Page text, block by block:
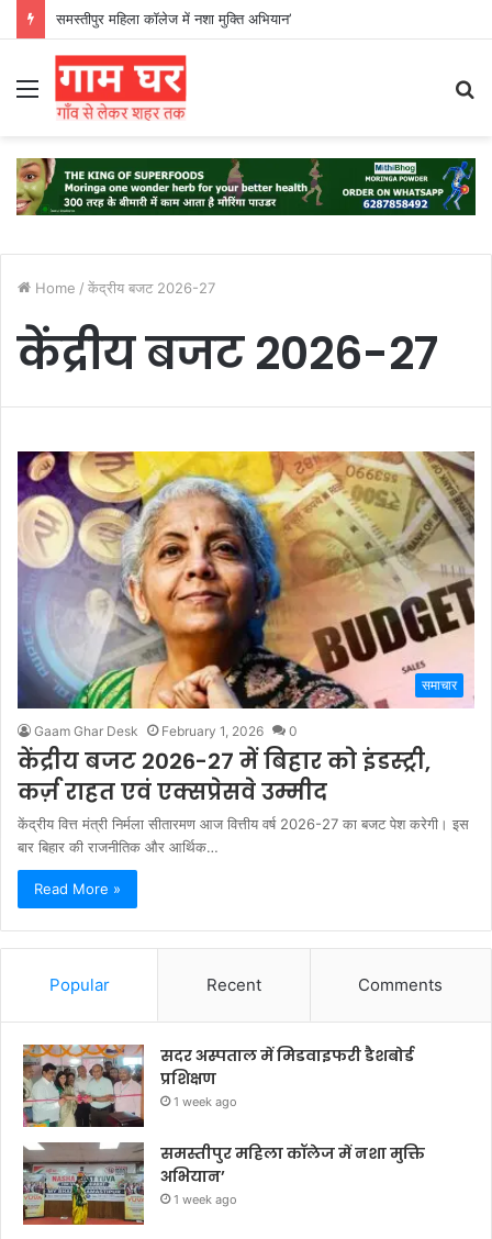
समस्तीपुर महिला कॉलेज में नशा मुक्ति अभियान’
Menu
Home / केंद्रीय बजट 2026-27
केंद्रीय बजट 2026-27
समाचार
Gaam Ghar Desk February 1, 2026 0
केंद्रीय बजट 2026-27 में बिहार को इंडस्ट्री,
कर्ज़ राहत एवं एक्सप्रेसवे उम्मीद
केंद्रीय वित्त मंत्री निर्मला सीतारमण आज वित्तीय वर्ष 2026-27 का बजट पेश करेगी। इस
बार बिहार की राजनीतिक और आर्थिक…
Read More »
Popular Recent Comments
सदर अस्पताल में मिडवाइफरी डैशबोर्ड
प्रशिक्षण
1 week ago
समस्तीपुर महिला कॉलेज में नशा मुक्ति
अभियान’
1 week ago